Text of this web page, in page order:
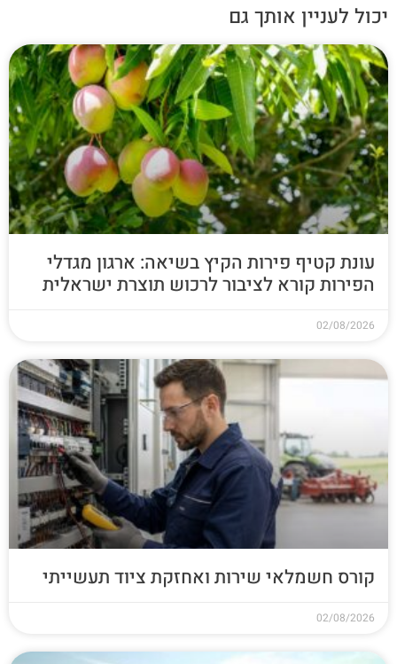
יכול לעניין אותך גם
עונת קטיף פירות הקיץ בשיאה: ארגון מגדלי
הפירות קורא לציבור לרכוש תוצרת ישראלית
02/08/2026
קורס חשמלאי שירות ואחזקת ציוד תעשייתי
02/08/2026